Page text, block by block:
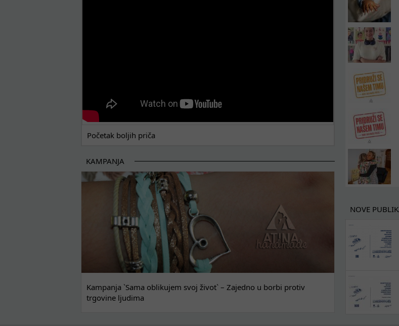
Početak boljih priča
KAMPANJA
Kampanja `Sama oblikujem svoj život` – Zajedno u borbi protiv
trgovine ljudima
NOVE